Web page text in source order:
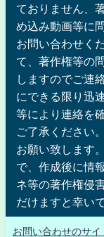
ておりません、
め込み動画等に
お問い合わせく
て、著作権等の
しますのでご連
にできる限り迅
等により連絡を
ご了承ください
お願い致します
で、作成後に情
ネ等の著作権侵
だけますと幸いで
お問い合わせのサ